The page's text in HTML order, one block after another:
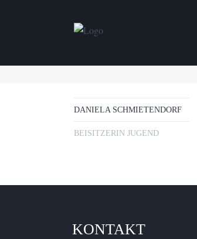
DANIELA SCHMIETENDORF
BEISITZERIN JUGEND
KONTAKT